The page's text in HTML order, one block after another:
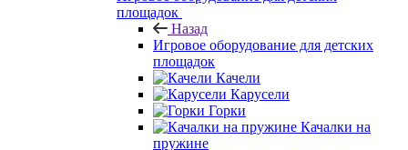
площадок
Назад
Игровое оборудование для детских
площадок
Качели
Карусели
Горки
Качалки на
пружине